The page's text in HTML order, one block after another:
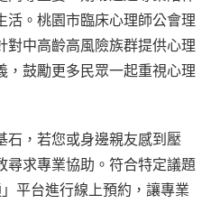
活。桃園市臨床心理師公會理
對中高齡高風險族群提供心理
，鼓勵更多民眾一起重視心理
石，若您或身邊親友感到壓
尋求專業協助。符合特定議題
平台進行線上預約，讓專業